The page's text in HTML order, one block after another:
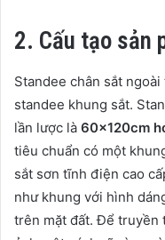
2. Cấu tạo sản
Standee chân sắt
standee khung sắt.
lần lược là 60x120cm
tiêu chuẩn có một
sắt sơn tĩnh điện cao
như khung với hình
trên mặt đất. Để truyền